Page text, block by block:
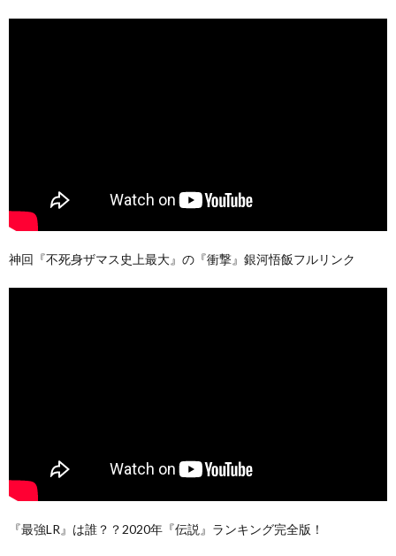
神回『不死身ザマス史上最大』の『衝撃』銀河悟飯フルリンク
『最強LR』は誰？？2020年『伝説』ランキング完全版！